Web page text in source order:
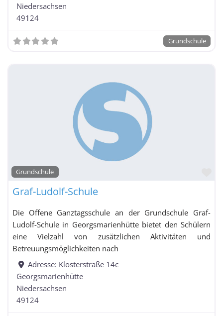
Niedersachsen
49124
Grundschule
Grundschule
Graf-Ludolf-Schule
Die Offene Ganztagsschule an der Grundschule Graf-
Ludolf-Schule in Georgsmarienhütte bietet den Schülern
eine Vielzahl von zusätzlichen Aktivitäten und
Betreuungsmöglichkeiten nach
Adresse: Klosterstraße 14c
Georgsmarienhütte
Niedersachsen
49124